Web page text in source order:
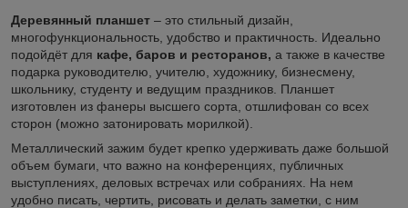
Деревянный планшет – это стильный дизайн,
многофункциональность, удобство и практичность. Идеально
подойдёт для кафе, баров и ресторанов, а также в качестве
подарка руководителю, учителю, художнику, бизнесмену,
школьнику, студенту и ведущим праздников. Планшет
изготовлен из фанеры высшего сорта, отшлифован со всех
сторон (можно затонировать морилкой).
Металлический зажим будет крепко удерживать даже большой
объем бумаги, что важно на конференциях, публичных
выступлениях, деловых встречах или собраниях. На нем
удобно писать, чертить, рисовать и делать заметки, с ним